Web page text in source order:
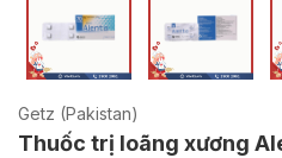
Getz (Pakistan)
Thuốc trị loãng xương